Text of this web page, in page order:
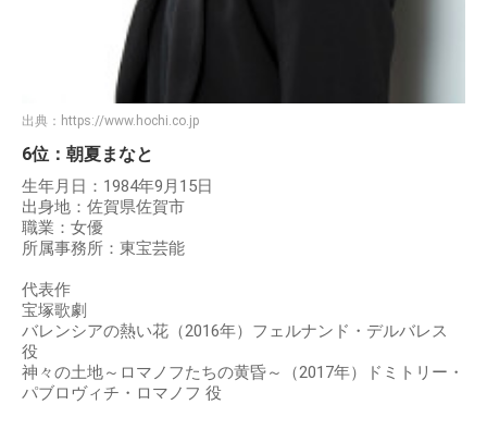
出典： https://www.hochi.co.jp
6位：朝夏まなと
生年月日：1984年9月15日
出身地：佐賀県佐賀市
職業：女優
所属事務所：東宝芸能
代表作
宝塚歌劇
バレンシアの熱い花（2016年）フェルナンド・デルバレス
役
神々の土地～ロマノフたちの黄昏～（2017年）ドミトリー・
パブロヴィチ・ロマノフ 役